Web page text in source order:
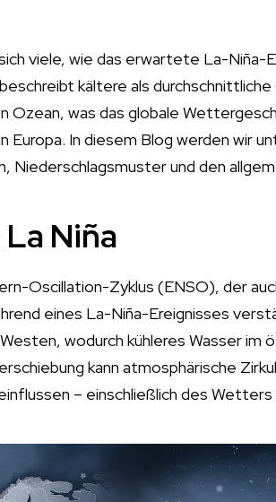
viele, wie das erwartete La-Niña-
kältere als
Ozean, was das globale
Europa. In diesem Blog werden wir
Niederschlagsmuster und den
Niña
Oscillation-Zyklus (ENSO), der
eines La-Niña-Ereignisses
wodurch kühleres Wasser im
kann atmosphärische
– einschließlich des Wetters